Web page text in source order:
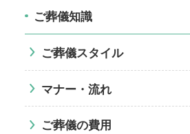
ご葬儀知識
ご葬儀スタイル
マナー・流れ
ご葬儀の費用